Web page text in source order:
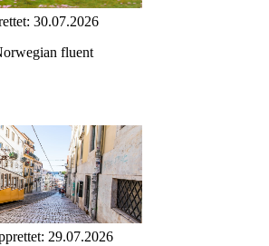
30.07.2026
fluent
29.07.2026